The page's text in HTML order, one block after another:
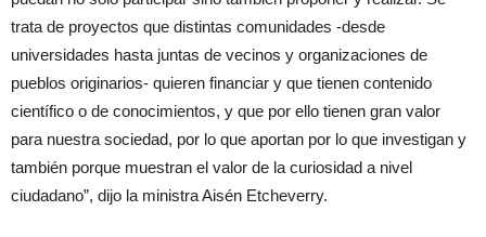
trata de proyectos que distintas comunidades -desde
universidades hasta juntas de vecinos y organizaciones de
pueblos originarios- quieren financiar y que tienen contenido
científico o de conocimientos, y que por ello tienen gran valor
para nuestra sociedad, por lo que aportan por lo que investigan y
también porque muestran el valor de la curiosidad a nivel
ciudadano”, dijo la ministra Aisén Etcheverry.